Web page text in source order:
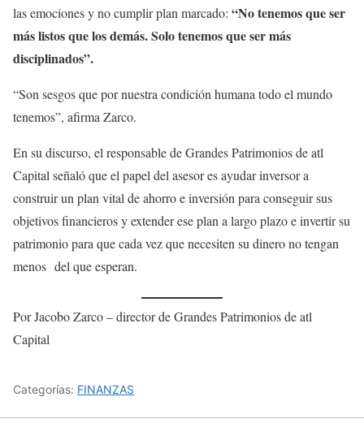
las emociones y no cumplir plan marcado: “No tenemos que ser
más listos que los demás. Solo tenemos que ser más
disciplinados”.
“Son sesgos que por nuestra condición humana todo el mundo
tenemos”, afirma Zarco.
En su discurso, el responsable de Grandes Patrimonios de atl
Capital señaló que el papel del asesor es ayudar inversor a
construir un plan vital de ahorro e inversión para conseguir sus
objetivos financieros y extender ese plan a largo plazo e invertir su
patrimonio para que cada vez que necesiten su dinero no tengan
menos del que esperan.
Por Jacobo Zarco – director de Grandes Patrimonios de atl
Capital
Categorías: FINANZAS